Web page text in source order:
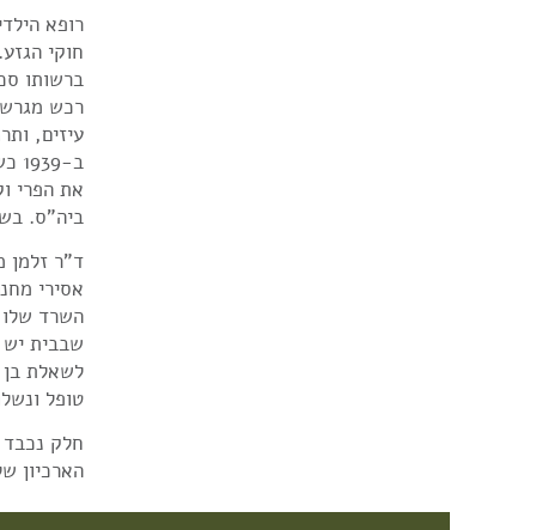
רופא
ביה"ס‮. ‬בשנותיה הראשונות של המדינה שימש רופא בטיפת חלב בישובי האיזור‮, ‬כולל הכפרים הערבים‮.‬
ד"ר‮ ‬זלמן
אסירי
השרד שלו
שבבית
‬לשאלת
‬טופל
חלק
הארכיון